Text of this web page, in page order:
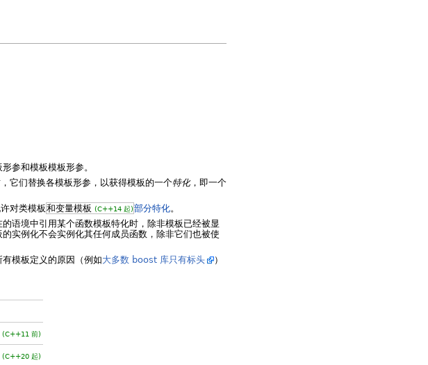
参和模板模板形参。
它们替换各模板形参，以获得模板的一个特化，即一个
许对类模板和变量模板 (C++14 起)部分特化。
语境中引用某个函数模板特化时，除非模板已经被显
实例化不会实例化其任何成员函数，除非它们也被使
模板定义的原因（例如大多数 boost 库只有标头 ）
(C++11 前)
(C++20 起)